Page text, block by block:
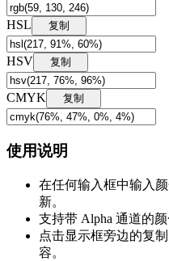
HSL 复制
HSV 复制
CMYK 复制
使用说明
在任何输入框中输入
新。
支持带 Alpha 通道的颜
点击显示框旁边的复
容。